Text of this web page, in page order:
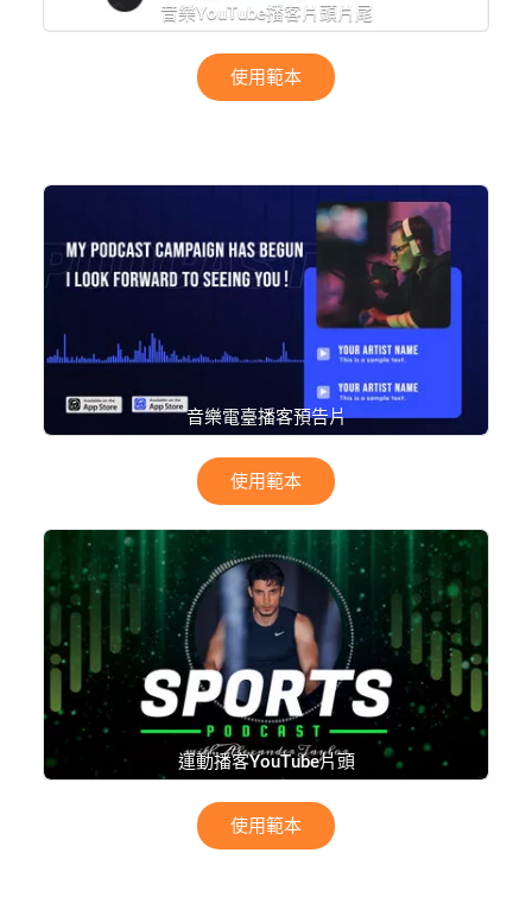
音樂YouTube播客片頭片尾
使用範本
音樂電臺播客預告片
使用範本
運動播客YouTube片頭
使用範本